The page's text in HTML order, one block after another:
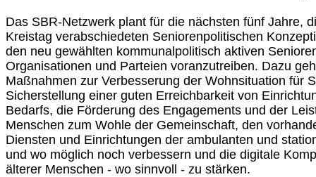
Das SBR-Netzwerk plant für die nächsten fünf Jahre,
Kreistag verabschiedeten Seniorenpolitischen
den neu gewählten kommunalpolitisch aktiven
Organisationen und Parteien voranzutreiben. Dazu
Maßnahmen zur Verbesserung der Wohnsituation für
Sicherstellung einer guten Erreichbarkeit von
Bedarfs, die Förderung des Engagements und der
Menschen zum Wohle der Gemeinschaft, den
Diensten und Einrichtungen der ambulanten und
und wo möglich noch verbessern und die digitale
älterer Menschen - wo sinnvoll - zu stärken.